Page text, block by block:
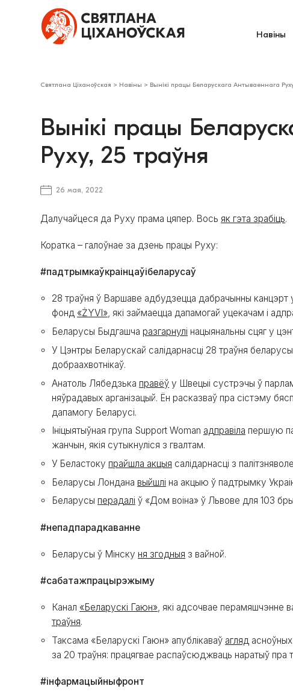
Навіны
Святлана Ціханоўская > Навіны > Вынікі працы Беларускага Антываеннага
Вынікі працы
Руху, 25 траўня
26 мая, 2022
Далучайцеся да Руху прама цяпер. Восьяк гэта зрабіць.
Коратка – галоўнае за дзень працы Руху:
#падтрымкаўкраінцаўібеларусаў
28 траўня ў Варшаве адбудзецца дабрачынны
фонд «ŻYVI», які займаецца дапамогай уцекачам і
Беларусы Быдгашча разгарнулі нацыянальны сцяг у
У Цэнтры Беларускай салідарнасці 28 траўня беларусы
добраахвотнікаў.
Анатоль Лябедзька правёў у Швецыі сустрэчы ў
няўрадавых арганізацый. Ён расказваў пра сістэму
дапамогу Беларусі.
Ініцыятыўная група Support Woman адправіла першую
жанчын, якія сутыкнуліся з гвалтам.
У Беластоку прайшла акцыя салідарнасці з
Беларусы Лондана выйшлі на акцыю ў падтрымку
Беларусы перадалі ў «Дом воіна» ў Львове для 103
#непадпарадкаванне
Беларусы ў Мінску ня згодныя з вайной.
#сабатажпрацырэжыму
Канал «Беларускі Гаюн», які адсочвае перамяшчэнне
траўня.
Таксама «Беларускі Гаюн» апублікаваў агляд
за 20 траўня: працягвае распаўсюджваць наратыў пра
#інфармацыйныфронт